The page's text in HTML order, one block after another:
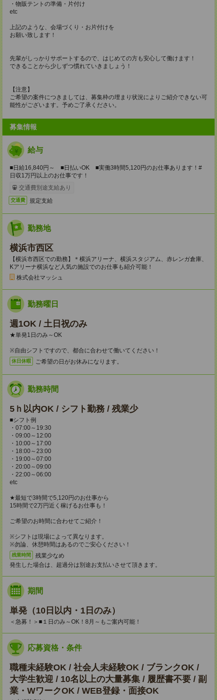
・物販テントの準備・片付け
etc
上記のような、会場づくり・お片付けを
お願い致します！
先輩がしっかりサポートするので、はじめての方も安心して働けます！
できることから少しずつ慣れていきましょう！
【注意】
ご希望の案件につきましては、募集枠の埋まり状況によりご紹介できない可
能性がございます。予めご了承ください。
募集情報
給与
■日給16,840円～ ■日払いOK ■実働3時間5,120円のお仕事あります！#
日収1万円以上のお仕事です！
交通費別途支給あり
交通費 規定支給
勤務地
横浜市西区
【横浜市西区での勤務】＊横浜アリーナ、横浜スタジアム、赤レンガ倉庫、
Kアリーナ横浜など人気の施設でのお仕事も紹介可能！
株式会社マッシュ
勤務曜日
週1OK / 土日祝のみ
★単発1日のみ～OK
※自由シフトですので、都合に合わせて働いてください！
休日休暇 ご希望の日がお休みになります。
勤務時間
5ｈ以内OK / シフト勤務 / 残業少
■シフト例
・07:00～19:30
・09:00～12:00
・10:00～17:00
・18:00～23:00
・19:00～07:00
・20:00～09:00
・22:00～06:00
etc
★最短で3時間で5,120円のお仕事から
15時間で2万円近く稼げるお仕事も！
ご希望のお時間に合わせてご紹介！
※シフトは現場によって異なります。
※勿論、休憩時間はあるのでご安心ください！
残業時間
残業少なめ
発生した場合は、超過分は別途お支払いさせて頂きます。
期間
単発（10日以内・1日のみ）
＜急募！＞■１日のみ～OK！8月～もご案内可能！
応募資格・条件
職種未経験OK / 社会人未経験OK / ブランクOK /
大学生歓迎 / 10名以上の大量募集 / 履歴書不要 / 副
業・WワークOK / WEB登録・面接OK